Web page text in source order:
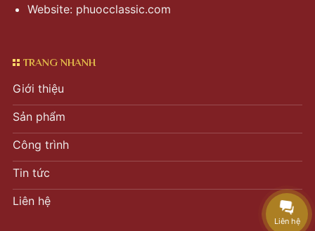
Website: phuocclassic.com
TRANG NHANH
Giới thiệu
Sản phẩm
Công trình
Tin tức
Liên hệ
Liên hệ